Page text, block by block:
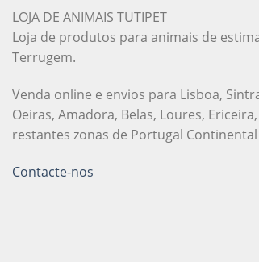
LOJA DE ANIMAIS TUTIPET
Loja de produtos para animais de
Terrugem.
Venda online e envios para Lisboa,
Oeiras, Amadora, Belas, Loures,
restantes zonas de Portugal Continental
Contacte-nos